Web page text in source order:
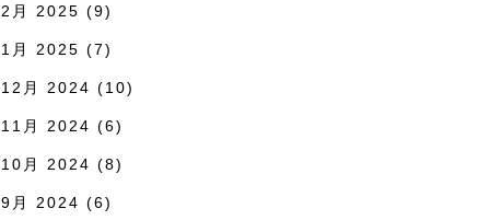
2月 2025 (9)
1月 2025 (7)
12月 2024 (10)
11月 2024 (6)
10月 2024 (8)
9月 2024 (6)